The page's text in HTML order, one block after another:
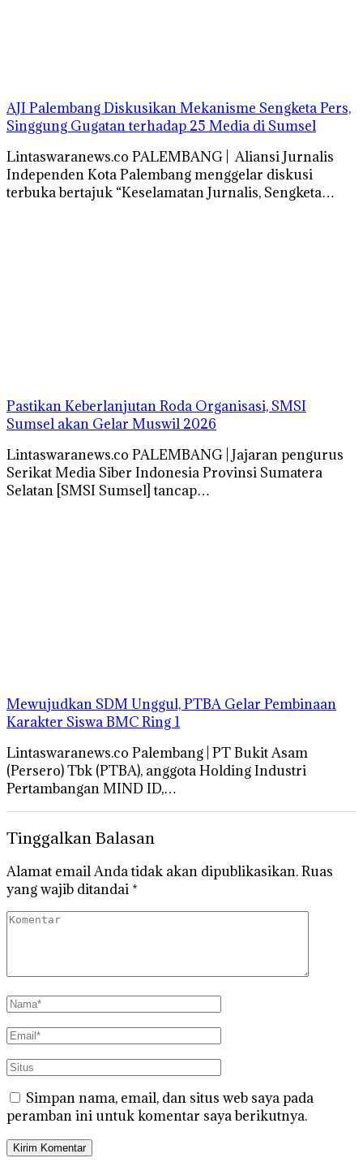
AJI Palembang Diskusikan Mekanisme Sengketa Pers,
Singgung Gugatan terhadap 25 Media di Sumsel
Lintaswaranews.co PALEMBANG | Aliansi Jurnalis
Independen Kota Palembang menggelar diskusi
terbuka bertajuk “Keselamatan Jurnalis, Sengketa…
Pastikan Keberlanjutan Roda Organisasi, SMSI
Sumsel akan Gelar Muswil 2026
Lintaswaranews.co PALEMBANG | Jajaran pengurus
Serikat Media Siber Indonesia Provinsi Sumatera
Selatan [SMSI Sumsel] tancap…
Mewujudkan SDM Unggul, PTBA Gelar Pembinaan
Karakter Siswa BMC Ring 1
Lintaswaranews.co Palembang | PT Bukit Asam
(Persero) Tbk (PTBA), anggota Holding Industri
Pertambangan MIND ID,…
Tinggalkan Balasan
Alamat email Anda tidak akan dipublikasikan.Ruas
yang wajib ditandai *
Simpan nama, email, dan situs web saya pada
peramban ini untuk komentar saya berikutnya.